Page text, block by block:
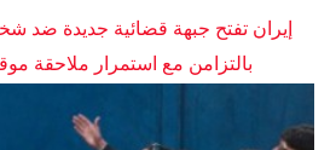
إيران تفتح جبهة قضائية جديدة ضد
بالتزامن مع استمرار ملاحقة